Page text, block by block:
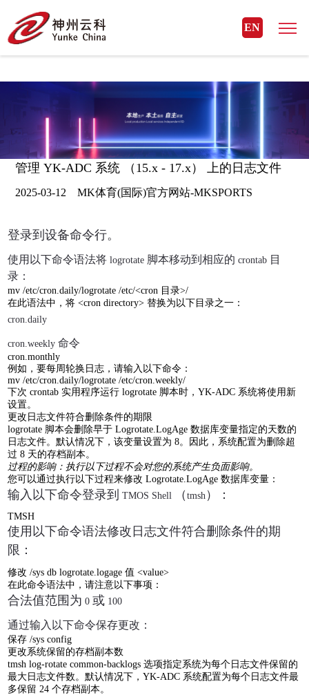
MK体育(国际)官方网站
EN
管理 YK-ADC 系统 （15.x - 17.x） 上的日志文件
2025-03-12 MK体育(国际)官方网站-MKSPORTS
登录到设备命令行。
使用以下命令语法将 logrotate 脚本移动到相应的 crontab 目
录：
mv /etc/cron.daily/logrotate /etc/<cron 目录>/
在此语法中，将 <cron directory>替换为以下目录之一：
cron.daily
cron.weekly命令
cron.monthly
例如，要每周轮换日志，请输入以下命令：
mv /etc/cron.daily/logrotate /etc/cron.weekly/
下次 crontab实用程序运行 logrotate 脚本时，YK-ADC 系统将使用新
设置。
更改日志文件符合删除条件的期限
logrotate 脚本会删除早于 Logrotate.LogAge数据库变量指定的天数的
日志文件。默认情况下，该变量设置为 8。因此，系统配置为删除超
过 8 天的存档副本。
过程的影响：执行以下过程不会对您的系统产生负面影响。
您可以通过执行以下过程来修改 Logrotate.LogAge数据库变量：
输入以下命令登录到 TMOS Shell （tmsh ）：
TMSH
使用以下命令语法修改日志文件符合删除条件的期
限：
修改 /sys db logrotate.logage值 <value>
在此命令语法中，请注意以下事项：
合法值范围为 0或 100
通过输入以下命令保存更改：
保存 /sys config
更改系统保留的存档副本数
tmsh log-rotate common-backlogs选项指定系统为每个日志文件保留的
最大日志文件数。默认情况下，YK-ADC 系统配置为每个日志文件最
多保留 24个存档副本。